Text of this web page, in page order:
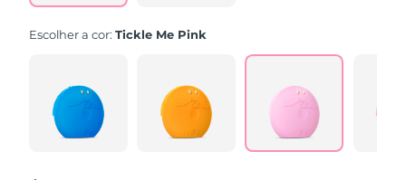
Escolher a cor:Tickle Me Pink